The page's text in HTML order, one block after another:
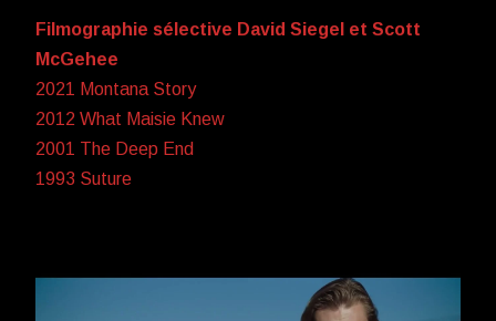
Filmographie sélective David Siegel et Scott
McGehee
2021 Montana Story
2012 What Maisie Knew
2001 The Deep End
1993 Suture